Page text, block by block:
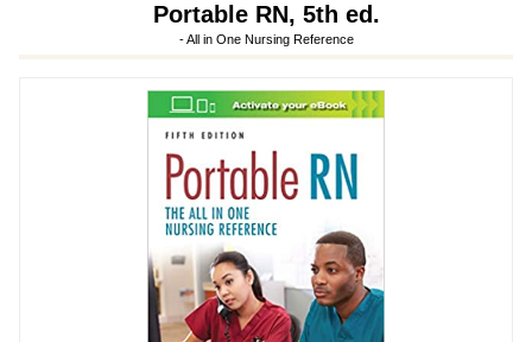
Portable RN, 5th ed.
- All in One Nursing Reference